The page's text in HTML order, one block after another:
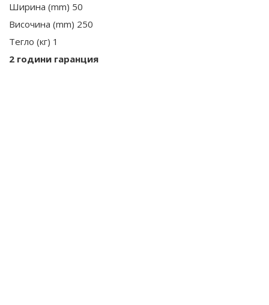
Ширина (mm) 50
Височина (mm) 250
Тегло (кг) 1
2 години гаранция